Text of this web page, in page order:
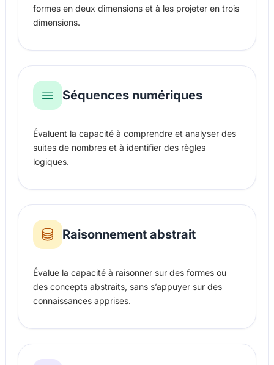
formes en deux dimensions et à les projeter en trois
dimensions.
Séquences numériques
Évaluent la capacité à comprendre et analyser des
suites de nombres et à identifier des règles
logiques.
Raisonnement abstrait
Évalue la capacité à raisonner sur des formes ou
des concepts abstraits, sans s’appuyer sur des
connaissances apprises.